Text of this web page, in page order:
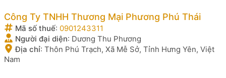
Công Ty TNHH Thương Mại Phương Phú Thái
Mã số thuế: 0901243311
Người đại diện: Dương Thu Phương
Địa chỉ: Thôn Phú Trạch, Xã Mễ Sở, Tỉnh Hưng Yên, Việt
Nam